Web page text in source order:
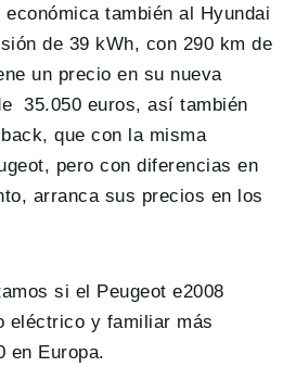
también al Hyundai
de 39 kWh, con 290 km de
un precio en su nueva
35.050 euros, así también
que con la misma
pero con diferencias en
arranca sus precios en los
si el Peugeot e2008
eléctrico y familiar más
en Europa.